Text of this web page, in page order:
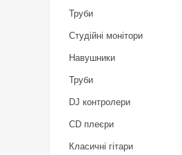
Труби
Студійні монітори
Навушники
Труби
DJ контролери
CD плеєри
Класичні гітари